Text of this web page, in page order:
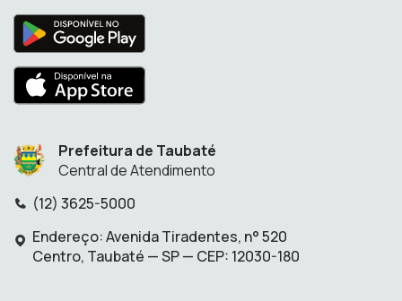
Prefeitura de Taubaté
Central de Atendimento
(12) 3625-5000
Endereço:
Endereço: Avenida Tiradentes, n° 520
Centro, Taubaté — SP — CEP: 12030-180